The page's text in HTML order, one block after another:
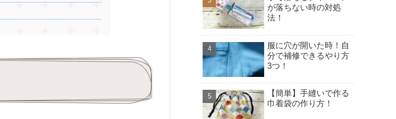
が落ちない時の対処
法！
服に穴が開いた時！自
分で補修できるやり方
3つ！
【簡単】手縫いで作る
巾着袋の作り方！